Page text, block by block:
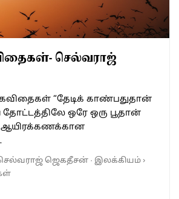
செல்வராஜ்
“தேடிக் காண்பதுதான்
தோட்டத்திலே ஒரே ஒரு பூதான்
ஆயிரக்கணக்கான
ஜெகதீசன் · இலக்கியம்›